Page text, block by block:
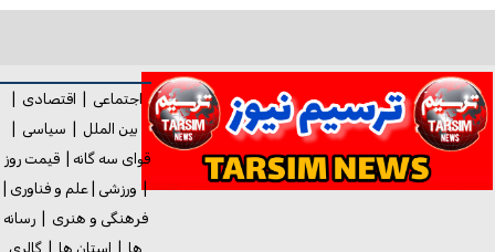
اجتماعی اقتصادی
بین الملل
سیاسی
قوای سه گانه |قیمت روز
| ورزشی علم و فناوری
فرهنگی و هنری
|رسانه
ها
استان ها |گالری